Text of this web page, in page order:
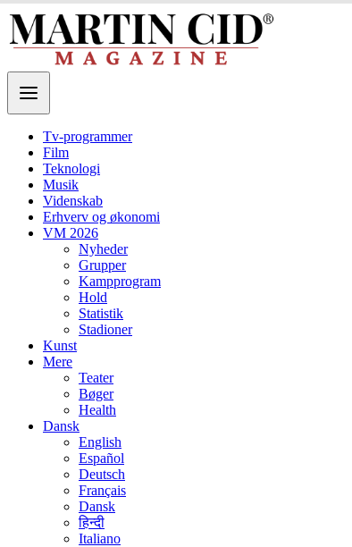
Tv-programmer
Film
Teknologi
Musik
Videnskab
Erhverv og økonomi
VM 2026
Nyheder
Grupper
Kampprogram
Hold
Statistik
Stadioner
Kunst
Mere
Teater
Bøger
Health
Dansk
English
Español
Deutsch
Français
Dansk
हिन्दी
Italiano